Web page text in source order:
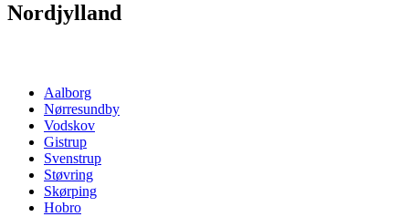
Nordjylland
Aalborg
Nørresundby
Vodskov
Gistrup
Svenstrup
Støvring
Skørping
Hobro